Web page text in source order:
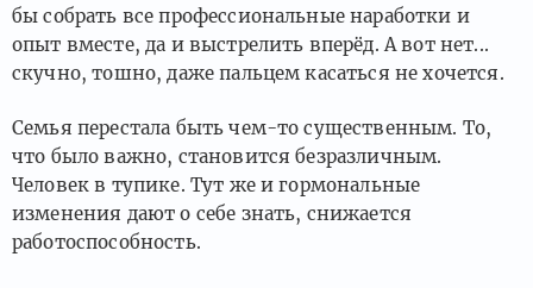
бы собрать все профессиональные наработки и
опыт вместе, да и выстрелить вперёд. А вот нет...
скучно, тошно, даже пальцем касаться не хочется.
Семья перестала быть чем-то существенным. То,
что было важно, становится безразличным.
Человек в тупике. Тут же и гормональные
изменения дают о себе знать, снижается
работоспособность.